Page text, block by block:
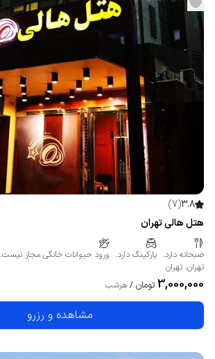
3.8
(
7
)
هتل هالی تهران
صبحانه دارد. پارکینگ دارد. ورود حیوانات خانگی مجاز نیست.
تهران، تهران
3,000,000 تومان / هرشب
مشاهده و رزرو